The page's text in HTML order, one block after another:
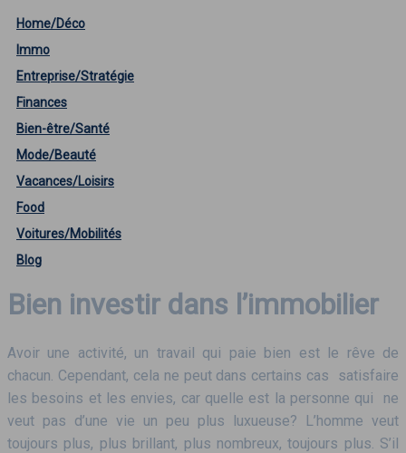
Home/Déco
Immo
Entreprise/Stratégie
Finances
Bien-être/Santé
Mode/Beauté
Vacances/Loisirs
Food
Voitures/Mobilités
Blog
Bien investir dans l’immobilier
Avoir une activité, un travail qui paie bien est le rêve de
chacun. Cependant, cela ne peut dans certains cas satisfaire
les besoins et les envies, car quelle est la personne qui ne
veut pas d’une vie un peu plus luxueuse? L’homme veut
toujours plus, plus brillant, plus nombreux, toujours plus. S’il